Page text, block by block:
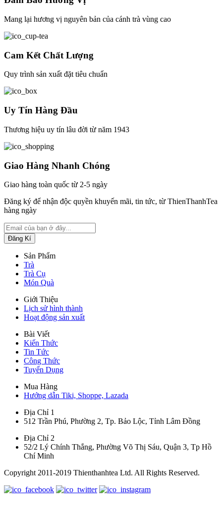
Mang lại hương vị nguyên bản của cánh trà vùng cao
Cam Kết Chất Lượng
Quy trình sản xuất đặt tiêu chuẩn
Uy Tín Hàng Đầu
Thương hiệu uy tín lâu đời từ năm 1943
Giao Hàng Nhanh Chóng
Giao hàng toàn quốc từ 2-5 ngày
Đăng ký để nhận độc quyền khuyến mãi, tin tức, từ ThienThanhTea
hàng ngày
Sản Phẩm
Trà
Trà Cụ
Món Quà
Giới Thiệu
Lịch sử hình thành
Hoạt động sản xuất
Bài Viết
Kiến Thức
Tin Tức
Công Thức
Tuyển Dụng
Mua Hàng
Hướng dẫn Tiki, Shoppe, Lazada
Địa Chỉ 1
512 Trần Phú, Phường 2, Tp. Bảo Lộc, Tỉnh Lâm Đồng
Địa Chỉ 2
52/2 Lý Chính Thắng, Phường Võ Thị Sáu, Quận 3, Tp Hồ
Chí Minh
Copyright 2011-2019 Thienthanhtea Ltd. All Rights Reserved.